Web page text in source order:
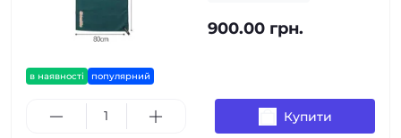
в наявності популярний
900.00 грн.
Купити